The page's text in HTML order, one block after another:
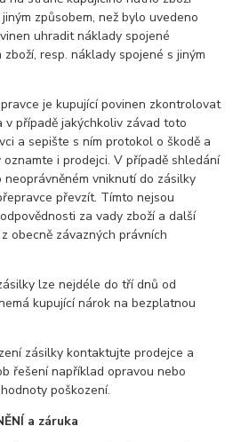
způsobem, než bylo uvedeno
uhradit náklady spojené
resp. náklady spojené s jiným
je kupující povinen zkontrolovat
případě jakýchkoliv závad toto
a sepište s ním protokol o škodě a
i prodejci. V případě shledání
vniknutí do zásilky
převzít. Tímto nejsou
za vady zboží a další
obecně závazných právních
lze nejdéle do tří dnů od
kupující nárok na bezplatnou
zásilky kontaktujte prodejce a
řešení například opravou nebo
poškození.
a záruka